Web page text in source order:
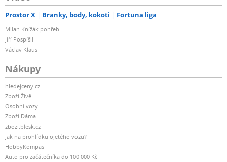
Prostor X Branky, body, kokoti Fortuna liga
Milan Knížák pohřeb
Jiří Pospíšil
Václav Klaus
Nákupy
hledejceny.cz
Zboží Živě
Osobní vozy
Zboží Dáma
zbozi.blesk.cz
Jak na prohlídku ojetého vozu?
HobbyKompas
Auto pro začátečníka do 100 000 Kč